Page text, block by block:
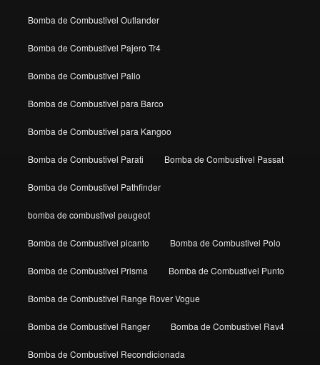
Bomba de Combustivel Outlander
Bomba de Combustivel Pajero Tr4
Bomba de Combustivel Palio
Bomba de Combustivel para Barco
Bomba de Combustivel para Kangoo
Bomba de Combustivel Parati Bomba de Combustivel Passat
Bomba de Combustivel Pathfinder
bomba de combustivel peugeot
Bomba de Combustivel picanto Bomba de Combustivel Polo
Bomba de Combustivel Prisma Bomba de Combustivel Punto
Bomba de Combustivel Range Rover Vogue
Bomba de Combustivel Ranger Bomba de Combustivel Rav4
Bomba de Combustivel Recondicionada